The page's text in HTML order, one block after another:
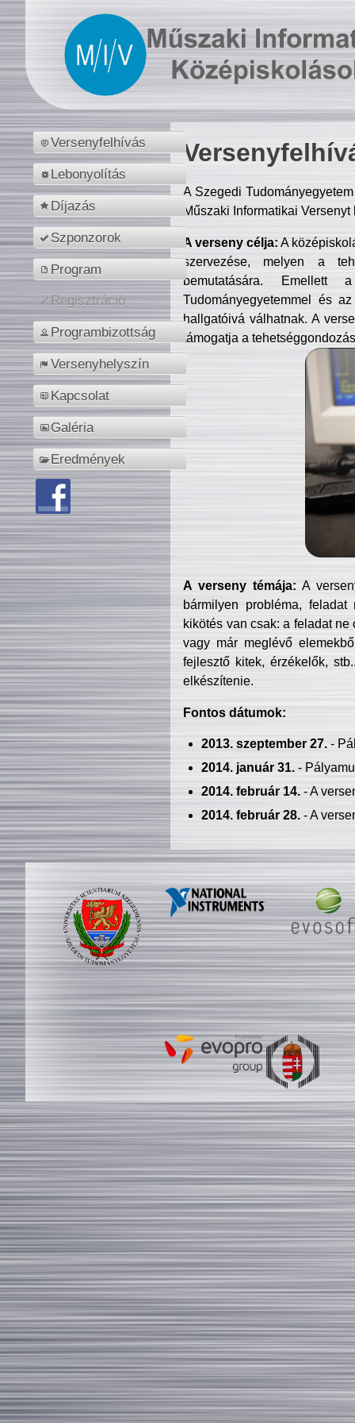
Versenyfelhívás
Lebonyolítás
Díjazás
Szponzorok
Program
Regisztráció
Programbizottság
Versenyhelyszín
Kapcsolat
Galéria
Eredmények
A Szegedi
Műszaki Informatikai
A verseny célja: A
szervezése, melyen a
bemutatására. Emellett
Tudományegyetemmel és
hallgatóivá válhatnak. A
támogatja a
A verseny témája: A
bármilyen probléma, feladat
kikötés van csak: a feladat
vagy már meglévő
fejlesztő kitek, érzékelők,
elkészítenie.
Fontos dátumok:
2013. szeptember 27.-
2014. január 31.-
2014. február 14.- A
2014. február 28.- A